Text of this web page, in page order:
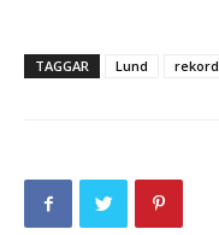
TAGGAR Lund rekord